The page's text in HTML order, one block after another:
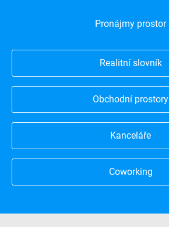
Pronájmy prostor
Realitní slovník
Obchodní prostory
Kanceláře
Coworking